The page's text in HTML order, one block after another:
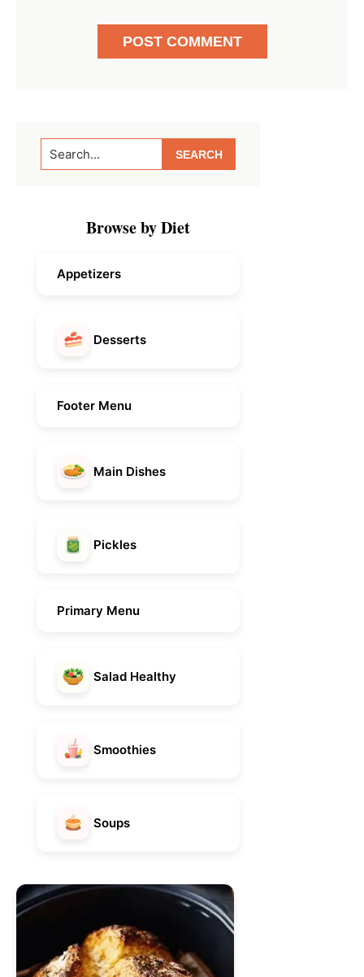
Primary
Sidebar
Search...
Browse by Diet
Appetizers
Desserts
Footer Menu
Main Dishes
Pickles
Primary Menu
Salad Healthy
Smoothies
Soups